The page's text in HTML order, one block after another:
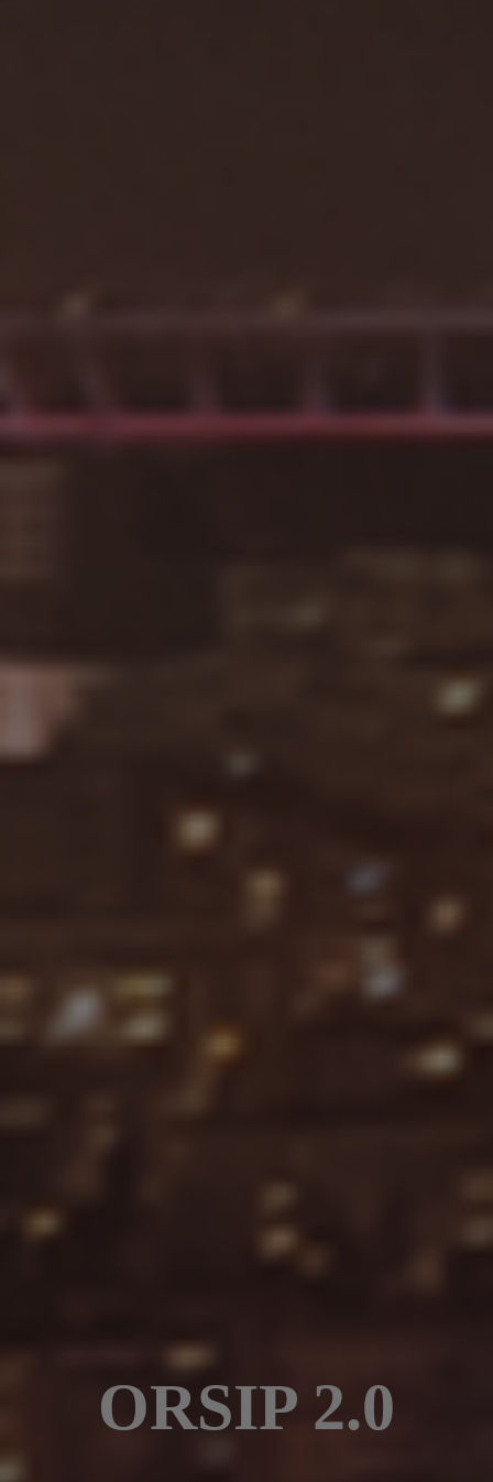
ORSIP 2.0